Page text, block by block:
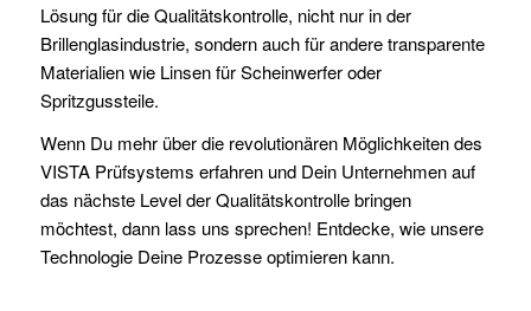
Lösung für die Qualitätskontrolle, nicht nur in der
Brillenglasindustrie, sondern auch für andere transparente
Materialien wie Linsen für Scheinwerfer oder
Spritzgussteile.
Wenn Du mehr über die revolutionären Möglichkeiten des
VISTA Prüfsystems erfahren und Dein Unternehmen auf
das nächste Level der Qualitätskontrolle bringen
möchtest, dann lass uns sprechen! Entdecke, wie unsere
Technologie Deine Prozesse optimieren kann.